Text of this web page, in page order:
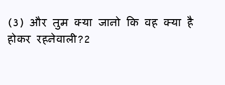
(3) और तुम क्या जानो कि वह क्या है
होकर रहनेवाली?2